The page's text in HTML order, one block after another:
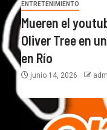
ENTRETENIMIENTO
Mueren el
Oliver Tree en
en Río
junio 14, 2026